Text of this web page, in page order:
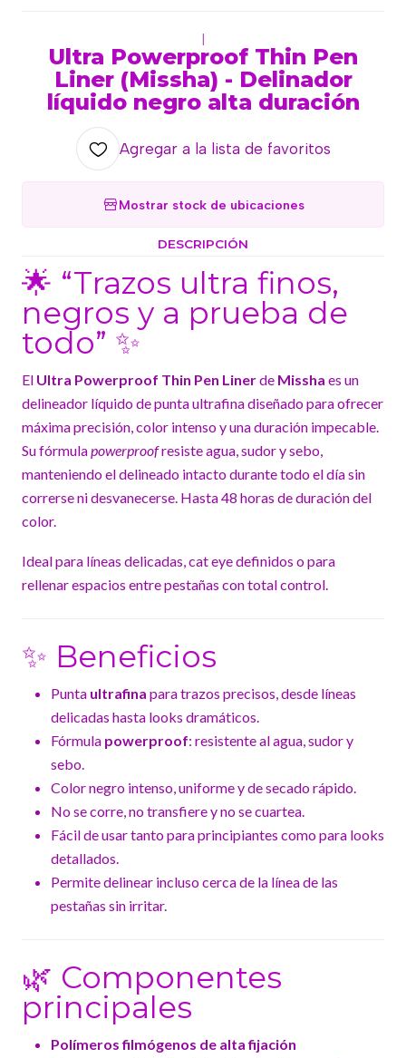
Ultra Powerproof Thin Pen
Liner (Missha) - Delinador
líquido negro alta duración
Agregar a la lista de favoritos
Mostrar stock de ubicaciones
DESCRIPCIÓN
🌟 “Trazos ultra finos,
negros y a prueba de
todo” ✨
El Ultra Powerproof Thin Pen Linerde Missha es un
delineador líquido de punta ultrafina diseñado para ofrecer
máxima precisión, color intenso y una duración impecable.
Su fórmulapowerproofresiste agua, sudor y sebo,
manteniendo el delineado intacto durante todo el día sin
correrse ni desvanecerse. Hasta 48 horas de duración del
color.
Ideal para líneas delicadas, cat eye definidos o para
rellenar espacios entre pestañas con total control.
✨ Beneficios
Punta ultrafina para trazos precisos, desde líneas
delicadas hasta looks dramáticos.
Fórmula powerproof: resistente al agua, sudor y
sebo.
Color negro intenso, uniforme y de secado rápido.
No se corre, no transfiere y no se cuartea.
Fácil de usar tanto para principiantes como para looks
detallados.
Permite delinear incluso cerca de la línea de las
pestañas sin irritar.
🌿 Componentes
principales
Polímeros filmógenos de alta fijación